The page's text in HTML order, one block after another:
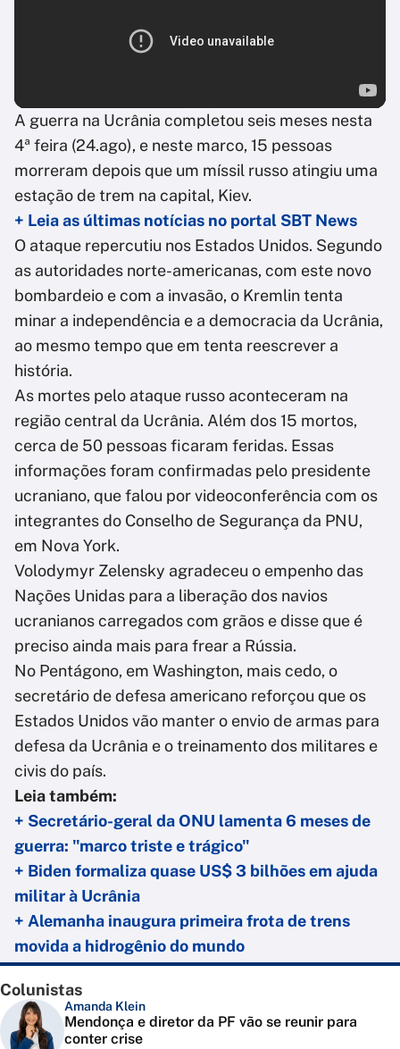
A guerra na Ucrânia completou seis meses nesta
4ª feira (24.ago), e neste marco, 15 pessoas
morreram depois que um míssil russo atingiu uma
estação de trem na capital, Kiev.
+ Leia as últimas notícias no portal SBT News
O ataque repercutiu nos Estados Unidos. Segundo
as autoridades norte-americanas, com este novo
bombardeio e com a invasão, o Kremlin tenta
minar a independência e a democracia da Ucrânia,
ao mesmo tempo que em tenta reescrever a
história.
As mortes pelo ataque russo aconteceram na
região central da Ucrânia. Além dos 15 mortos,
cerca de 50 pessoas ficaram feridas. Essas
informações foram confirmadas pelo presidente
ucraniano, que falou por videoconferência com os
integrantes do Conselho de Segurança da PNU,
em Nova York.
Volodymyr Zelensky agradeceu o empenho das
Nações Unidas para a liberação dos navios
ucranianos carregados com grãos e disse que é
preciso ainda mais para frear a Rússia.
No Pentágono, em Washington, mais cedo, o
secretário de defesa americano reforçou que os
Estados Unidos vão manter o envio de armas para
defesa da Ucrânia e o treinamento dos militares e
civis do país.
Leia também:
+ Secretário-geral da ONU lamenta 6 meses de
guerra: "marco triste e trágico"
+ Biden formaliza quase US$ 3 bilhões em ajuda
militar à Ucrânia
+ Alemanha inaugura primeira frota de trens
movida a hidrogênio do mundo
Colunistas
Amanda Klein
Mendonça e diretor da PF vão se reunir para
conter crise